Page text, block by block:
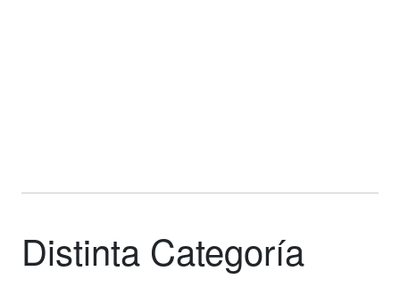
Distinta Categoría